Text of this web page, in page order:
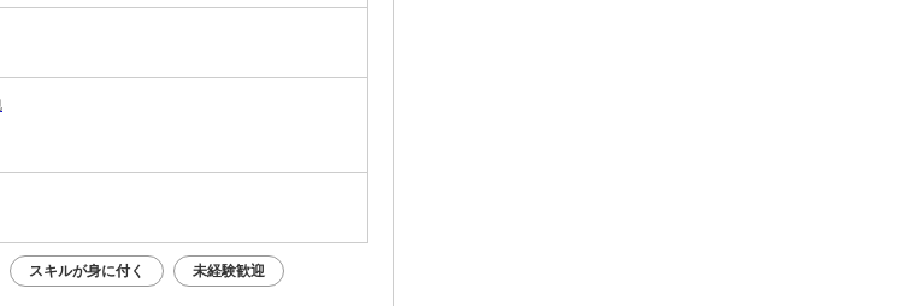
スキルが身に付く 未経験歓迎